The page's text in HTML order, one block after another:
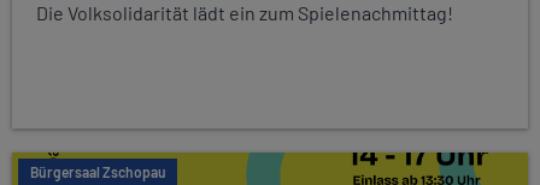
Die Volksolidarität lädt ein zum Spielenachmittag!
Bürgersaal Zschopau